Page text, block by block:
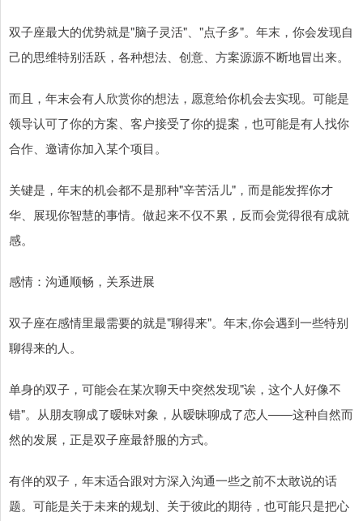
双子座最大的优势就是"脑子灵活"、"点子多"。年末，你会发现自
己的思维特别活跃，各种想法、创意、方案源源不断地冒出来。
而且，年末会有人欣赏你的想法，愿意给你机会去实现。可能是
领导认可了你的方案、客户接受了你的提案，也可能是有人找你
合作、邀请你加入某个项目。
关键是，年末的机会都不是那种"辛苦活儿"，而是能发挥你才
华、展现你智慧的事情。做起来不仅不累，反而会觉得很有成就
感。
感情：沟通顺畅，关系进展
双子座在感情里最需要的就是"聊得来"。年末,你会遇到一些特别
聊得来的人。
单身的双子，可能会在某次聊天中突然发现"诶，这个人好像不
错"。从朋友聊成了暧昧对象，从暧昧聊成了恋人——这种自然而
然的发展，正是双子座最舒服的方式。
有伴的双子，年末适合跟对方深入沟通一些之前不太敢说的话
题。可能是关于未来的规划、关于彼此的期待，也可能只是把心